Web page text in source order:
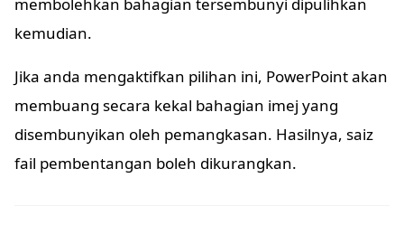
membolehkan bahagian tersembunyi dipulihkan
kemudian.
Jika anda mengaktifkan pilihan ini, PowerPoint akan
membuang secara kekal bahagian imej yang
disembunyikan oleh pemangkasan. Hasilnya, saiz
fail pembentangan boleh dikurangkan.